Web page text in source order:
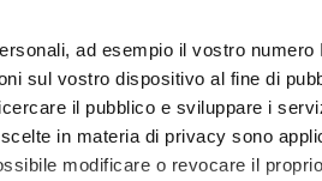
ad esempio il vostro numero
sul vostro dispositivo al fine di
il pubblico e sviluppare i
in materia di privacy sono
modificare o revocare il